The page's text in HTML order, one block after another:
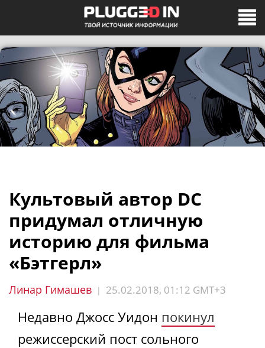
Культовый автор DC
придумал отличную
историю для фильма
«Бэтгерл»
Линар Гимашев | 25.02.2018, 01:12 GMT+3
Недавно Джосс Уидон покинул
режиссерский пост сольного